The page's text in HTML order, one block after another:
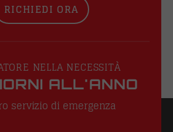
RICHIEDI ORA
NELLA NECESSITÀ
ALL'ANNO
servizio di emergenza